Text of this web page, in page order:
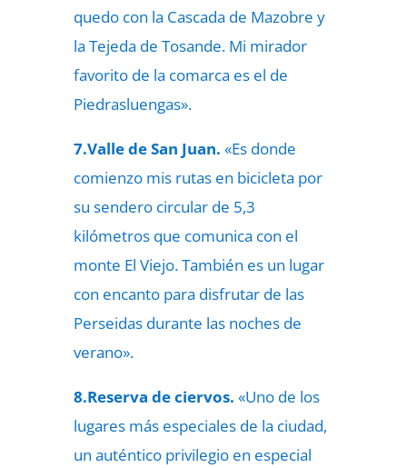
quedo con la Cascada de Mazobre y
la Tejeda de Tosande. Mi mirador
favorito de la comarca es el de
Piedrasluengas».
7.Valle de San Juan. «Es donde
comienzo mis rutas en bicicleta por
su sendero circular de 5,3
kilómetros que comunica con el
monte El Viejo. También es un lugar
con encanto para disfrutar de las
Perseidas durante las noches de
verano».
8.Reserva de ciervos. «Uno de los
lugares más especiales de la ciudad,
un auténtico privilegio en especial